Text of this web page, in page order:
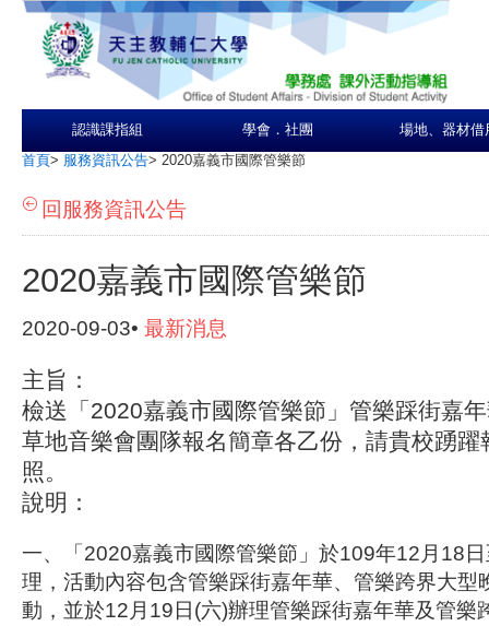
認識課指組 學會．社團 場地、器材借
首頁> 服務資訊公告> 2020嘉義市國際管樂節
回服務資訊公告
2020嘉義市國際管樂節
2020-09-03• 最新消息
主旨：
檢送「2020嘉義市國際管樂節」管樂踩街嘉
草地音樂會團隊報名簡章各乙份，請貴校踴躍
照。
說明：
一、「2020嘉義市國際管樂節」於109年12月18
理，活動內容包含管樂踩街嘉年華、管樂跨界大型
動，並於12月19日(六)辦理管樂踩街嘉年華及管樂